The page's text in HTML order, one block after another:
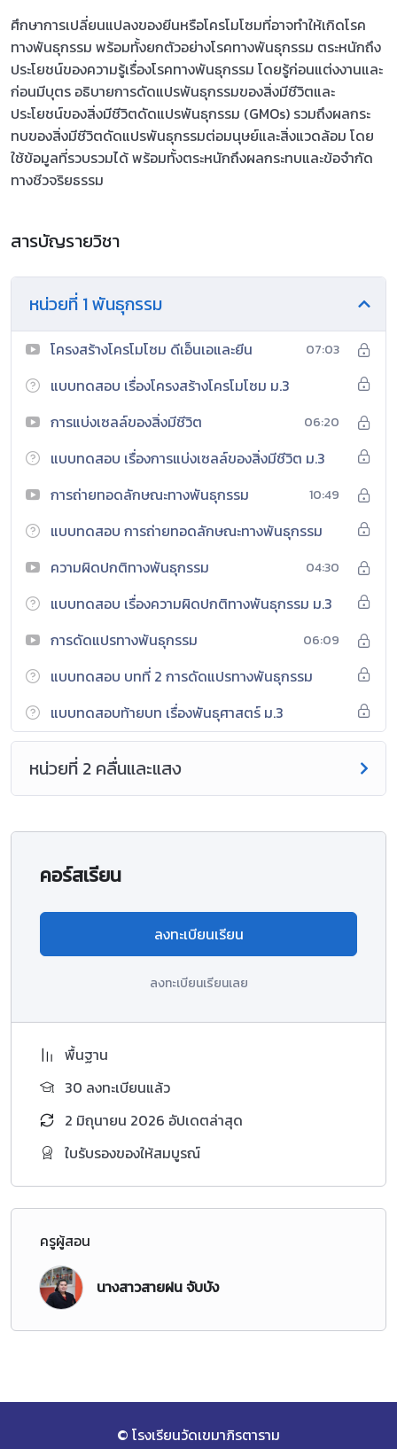
ศึกษาการเปลี่ยนแปลงของยีนหรือโครโมโซมที่อาจทำให้เกิดโรค
ทางพันธุกรรม พร้อมทั้งยกตัวอย่างโรคทางพันธุกรรม ตระหนักถึง
ประโยชน์ของความรู้เรื่องโรคทางพันธุกรรม โดยรู้ก่อนแต่งงานและ
ก่อนมีบุตร อธิบายการดัดแปรพันธุกรรมของสิ่งมีชีวิตและ
ประโยชน์ของสิ่งมีชีวิตดัดแปรพันธุกรรม (GMOs) รวมถึงผลกระ
ทบของสิ่งมีชีวิตดัดแปรพันธุกรรมต่อมนุษย์และสิ่งแวดล้อม โดย
ใช้ข้อมูลที่รวบรวมได้ พร้อมทั้งตระหนักถึงผลกระทบและข้อจำกัด
ทางชีวจริยธรรม
สารบัญรายวิชา
หน่วยที่ 1 พันธุกรรม
โครงสร้างโครโมโซม ดีเอ็นเอและยีน 07:03
แบบทดสอบ เรื่องโครงสร้างโครโมโซม ม.3
การแบ่งเซลล์ของสิ่งมีชีวิต
06:20
แบบทดสอบ เรื่องการแบ่งเซลล์ของสิ่งมีชีวิต ม.3
การถ่ายทอดลักษณะทางพันธุกรรม
10:49
แบบทดสอบ การถ่ายทอดลักษณะทางพันธุกรรม
ความผิดปกติทางพันธุกรรม
04:30
แบบทดสอบ เรื่องความผิดปกติทางพันธุกรรม ม.3
การดัดแปรทางพันธุกรรม
06:09
แบบทดสอบ บทที่ 2 การดัดแปรทางพันธุกรรม
แบบทดสอบท้ายบท เรื่องพันธุศาสตร์ ม.3
หน่วยที่ 2 คลื่นและแสง
คอร์สเรียน
ลงทะเบียนเรียน
ลงทะเบียนเรียนเลย
พื้นฐาน
30 ลงทะเบียนแล้ว
2 มิถุนายน 2026 อัปเดตล่าสุด
ใบรับรองของให้สมบูรณ์
ครูผู้สอน
นางสาวสายฝน จับบัง
© โรงเรียนวัดเขมาภิรตาราม